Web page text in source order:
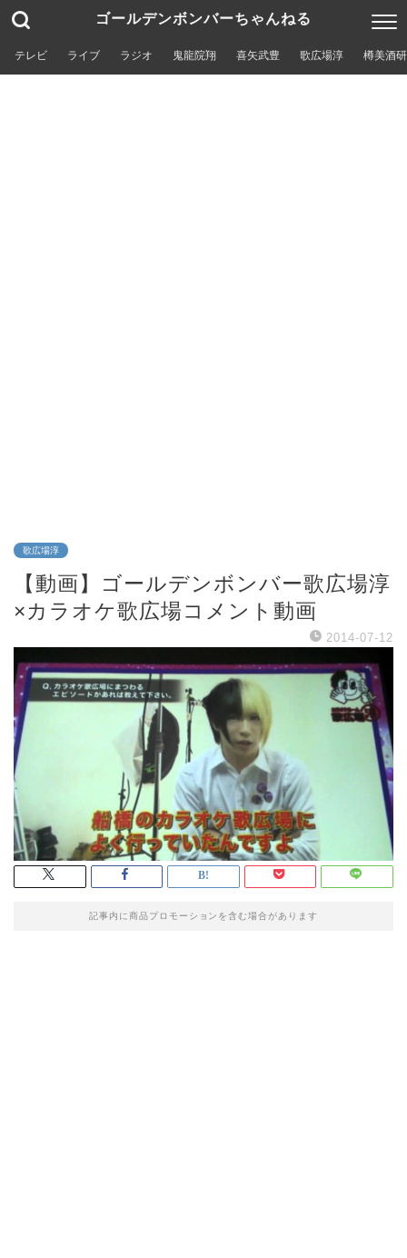
ゴールデンボンバーちゃんねる
テレビ ライブ ラジオ 鬼龍院翔 喜矢武豊 歌広場淳 樽美酒
歌広場淳
【動画】ゴールデンボンバー歌広場淳
×カラオケ歌広場コメント動画
2014-07-12
記事内に商品プロモーションを含む場合があります